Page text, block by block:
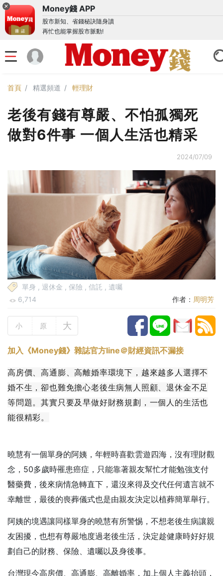
Money錢 APP
股市新知、省錢秘訣隨身讀
再忙也能掌握股市脈動!
首頁 精選頻道 輕理財
老後有錢有尊嚴、不怕孤獨死
做對6件事 一個人生活也精采
2024/07/09
單身 , 退休金 , 保險 , 信託 , 遺囑
6,714
作者： 周明芳
小 原 大
加入《Money錢》雜誌官方line＠財經資訊不漏接
高房價、高通膨、高離婚率環境下，越來越多人選擇不
婚不生，卻也難免擔心老後生病無人照顧、退休金不足
等問題。其實只要及早做好財務規劃，一個人的生活也
能很精彩。
曉慧有一個單身的阿姨，年輕時喜歡雲遊四海，沒有理財觀
念，50多歲時罹患癌症，只能靠著親友幫忙才能勉強支付
醫藥費，後來病情急轉直下，還沒來得及交代任何遺言就不
幸離世，最後的喪葬儀式也是由親友決定以植葬簡單舉行。
阿姨的境遇讓同樣單身的曉慧有所警惕，不想老後生病讓親
友困擾，也想有尊嚴地度過老後生活，決定趁健康時好好規
劃自己的財務、保險、遺囑以及身後事。
台灣現今高房價、高通膨、高離婚率，加上個人主義抬頭，